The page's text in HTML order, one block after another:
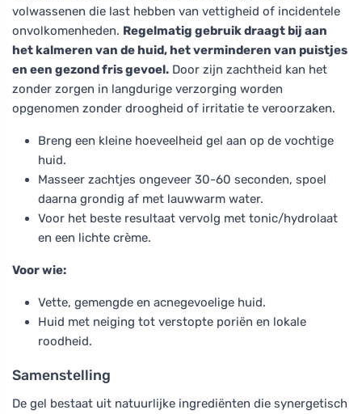
volwassenen die last hebben van vettigheid of incidentele
onvolkomenheden. Regelmatig gebruik draagt bij aan
het kalmeren van de huid, het verminderen van puistjes
en een gezond fris gevoel. Door zijn zachtheid kan het
zonder zorgen in langdurige verzorging worden
opgenomen zonder droogheid of irritatie te veroorzaken.
Breng een kleine hoeveelheid gel aan op de vochtige
huid.
Masseer zachtjes ongeveer 30-60 seconden, spoel
daarna grondig af met lauwwarm water.
Voor het beste resultaat vervolg met tonic/hydrolaat
en een lichte crème.
Voor wie:
Vette, gemengde en acnegevoelige huid.
Huid met neiging tot verstopte poriën en lokale
roodheid.
Samenstelling
De gel bestaat uit natuurlijke ingrediënten die synergetisch